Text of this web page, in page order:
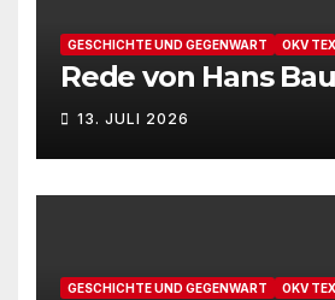
GESCHICHTE UND GEGENWART OKV
Rede von Hans
13. JULI 2026
GESCHICHTE UND GEGENWART OKV